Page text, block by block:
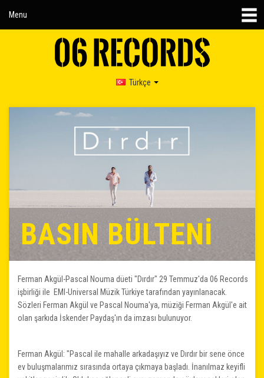
Menu
Türkçe
BASIN BÜLTENİ
Ferman Akgül-Pascal Nouma düeti "Dırdır" 29 Temmuz'da 06 Records
işbirliği ile EMI-Universal Müzik Türkiye tarafından yayınlanacak.
Sözleri Ferman Akgül ve Pascal Nouma'ya, müziği Ferman Akgül'e ait
olan şarkıda İskender Paydaş'ın da imzası bulunuyor.
Ferman Akgül: "Pascal ile mahalle arkadaşıyız ve Dırdır bir sene önce
ev buluşmalarımız sırasında ortaya çıkmaya başladı. İnanılmaz keyifli